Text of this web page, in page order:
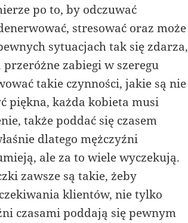
po to, by odczuwać
stresować oraz może
sytuacjach tak się zdarza,
zabiegi w szeregu
takie czynności, jakie są nie
piękna, każda kobieta musi
także poddać się czasem
dlatego mężczyźni
ale za to wiele wyczekują.
zawsze są takie, żeby
klientów, nie tylko
czasami poddają się pewnym